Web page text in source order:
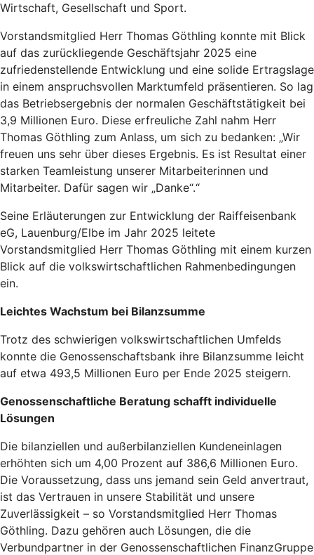
Wirtschaft, Gesellschaft und Sport.
Vorstandsmitglied Herr Thomas Göthling konnte mit Blick
auf das zurückliegende Geschäftsjahr 2025 eine
zufriedenstellende Entwicklung und eine solide Ertragslage
in einem anspruchsvollen Marktumfeld präsentieren. So lag
das Betriebsergebnis der normalen Geschäftstätigkeit bei
3,9 Millionen Euro. Diese erfreuliche Zahl nahm Herr
Thomas Göthling zum Anlass, um sich zu bedanken: „Wir
freuen uns sehr über dieses Ergebnis. Es ist Resultat einer
starken Teamleistung unserer Mitarbeiterinnen und
Mitarbeiter. Dafür sagen wir „Danke“.“
Seine Erläuterungen zur Entwicklung der Raiffeisenbank
eG, Lauenburg/Elbe im Jahr 2025 leitete
Vorstandsmitglied Herr Thomas Göthling mit einem kurzen
Blick auf die volkswirtschaftlichen Rahmenbedingungen
ein.
Leichtes Wachstum bei Bilanzsumme
Trotz des schwierigen volkswirtschaftlichen Umfelds
konnte die Genossenschaftsbank ihre Bilanzsumme leicht
auf etwa 493,5 Millionen Euro per Ende 2025 steigern.
Genossenschaftliche Beratung schafft individuelle
Lösungen
Die bilanziellen und außerbilanziellen Kundeneinlagen
erhöhten sich um 4,00 Prozent auf 386,6 Millionen Euro.
Die Voraussetzung, dass uns jemand sein Geld anvertraut,
ist das Vertrauen in unsere Stabilität und unsere
Zuverlässigkeit – so Vorstandsmitglied Herr Thomas
Göthling. Dazu gehören auch Lösungen, die die
Verbundpartner in der Genossenschaftlichen FinanzGruppe